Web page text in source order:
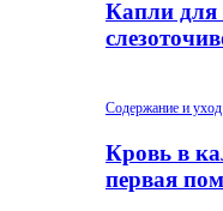
Капли для
Содержание и уход
Кровь в
первая